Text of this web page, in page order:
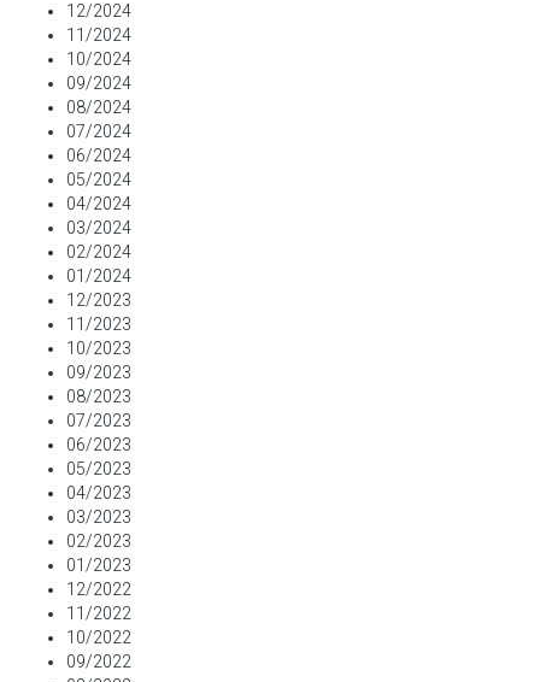
12/2024
11/2024
10/2024
09/2024
08/2024
07/2024
06/2024
05/2024
04/2024
03/2024
02/2024
01/2024
12/2023
11/2023
10/2023
09/2023
08/2023
07/2023
06/2023
05/2023
04/2023
03/2023
02/2023
01/2023
12/2022
11/2022
10/2022
09/2022